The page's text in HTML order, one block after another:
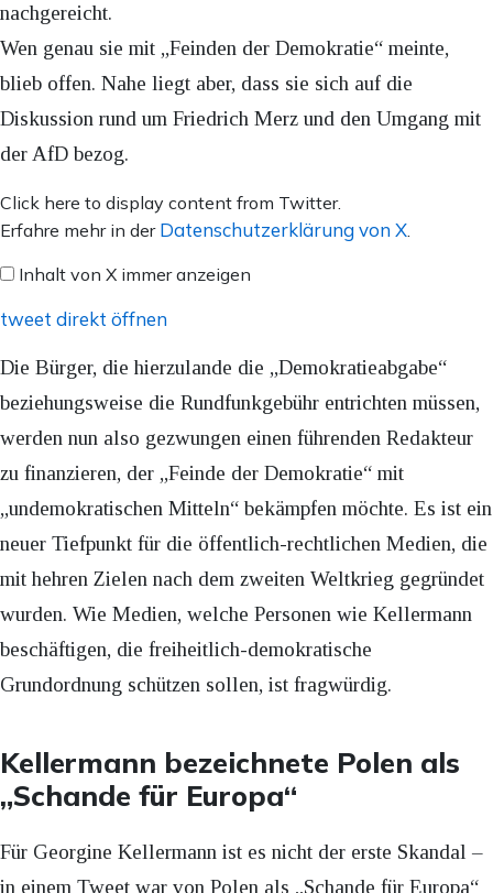
nachgereicht.
Wen genau sie mit „Feinden der Demokratie“ meinte,
blieb offen. Nahe liegt aber, dass sie sich auf die
Diskussion rund um Friedrich Merz und den Umgang mit
der AfD bezog.
Inhalt
von
anzeigen
Click here to display content from Twitter.
Erfahre mehr in der Datenschutzerklärung von X.
Inhalt von X immer anzeigen
tweet direkt öffnen
Die Bürger, die hierzulande die „Demokratieabgabe“
beziehungsweise die Rundfunkgebühr entrichten müssen,
werden nun also gezwungen einen führenden Redakteur
zu finanzieren, der „Feinde der Demokratie“ mit
„undemokratischen Mitteln“ bekämpfen möchte. Es ist ein
neuer Tiefpunkt für die öffentlich-rechtlichen Medien, die
mit hehren Zielen nach dem zweiten Weltkrieg gegründet
wurden. Wie Medien, welche Personen wie Kellermann
beschäftigen, die freiheitlich-demokratische
Grundordnung schützen sollen, ist fragwürdig.
Kellermann bezeichnete Polen als
„Schande für Europa“
Für Georgine Kellermann ist es nicht der erste Skandal –
in einem Tweet war von Polen als „Schande für Europa“